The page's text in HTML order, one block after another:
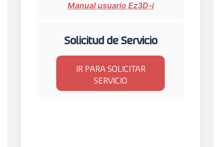
Manual usuario Ez3D-i
Solicitud de Servicio
IR PARA SOLICITAR
SERVICIO